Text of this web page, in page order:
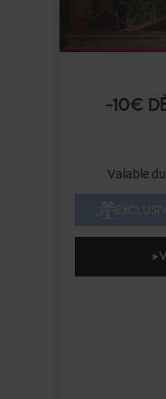
-10€
Valable